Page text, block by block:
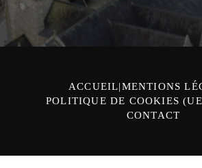
ACCUEIL MENTIONS
POLITIQUE DE COOKIES
CONTACT